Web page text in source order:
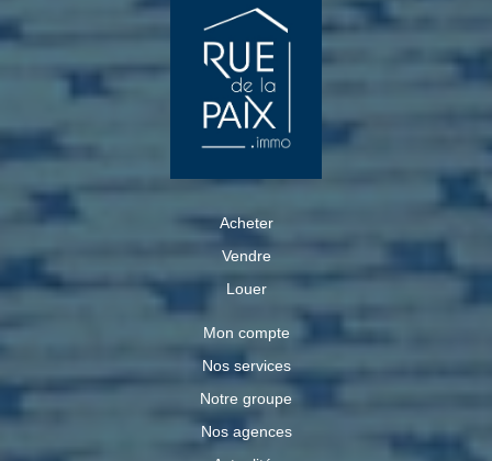
Acheter
Vendre
Louer
Mon compte
Nos services
Notre groupe
Nos agences